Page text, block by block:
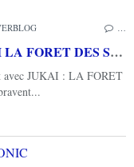
[REVUE CINEMA BLU-RAY] JUKAI LA FORET DES SUICIDES
avec JUKAI : LA FORET